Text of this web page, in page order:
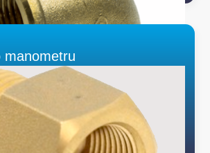
manometru